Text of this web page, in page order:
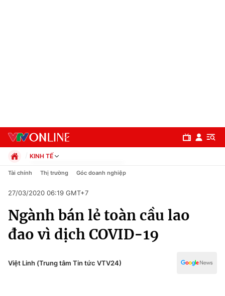
Chuyên mục
Chính trị
KINH TẾ
Chính trị
Pháp luật
Kinh tế
Thể thao
Truyền hình
Y tế
Tài chính Thị trường Góc doanh nghiệp
27/03/2020 06:19 GMT+7
Ngành bán lẻ toàn cầu lao
đao vì dịch COVID-19
Việt Linh (Trung tâm Tin tức VTV24)